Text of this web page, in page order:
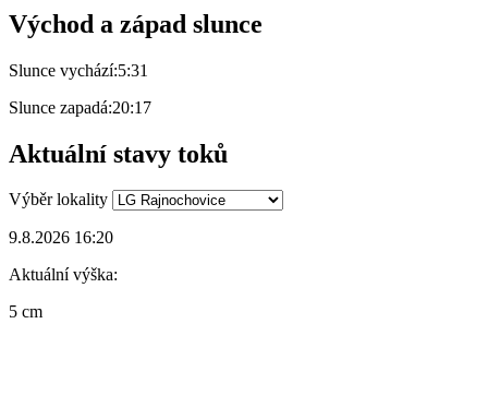
Východ a západ slunce
Slunce vychází:5:31
Slunce zapadá:20:17
Aktuální stavy toků
Výběr lokality
9.8.2026 16:20
Aktuální výška:
5 cm